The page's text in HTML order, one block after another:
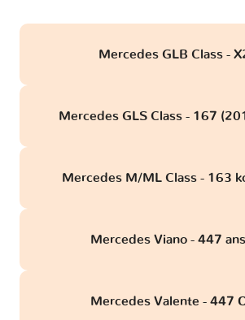
Mercedes GLB Class -
Mercedes GLS Class - 167
Mercedes M/ML Class - 163
Mercedes Viano - 447
Mercedes Valente - 447